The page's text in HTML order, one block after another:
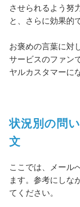
させられるよう努
と、さらに効果的
お褒めの言葉に対
サービスのファン
ヤルカスタマーに
状況別の問
文
ここでは、メール
ます。参考にしな
てください。